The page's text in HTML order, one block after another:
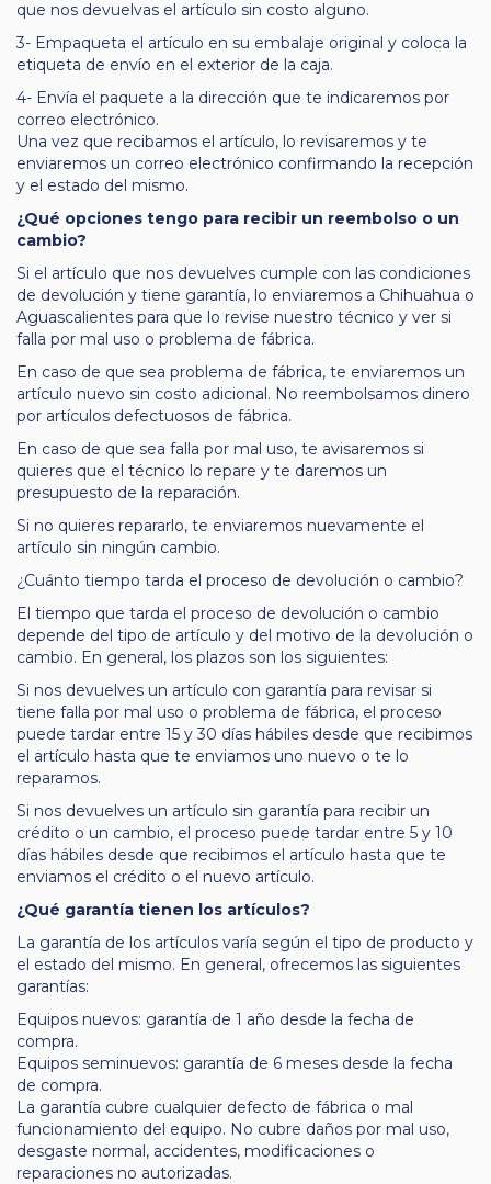
que nos devuelvas el artículo sin costo alguno.
3- Empaqueta el artículo en su embalaje original y coloca la
etiqueta de envío en el exterior de la caja.
4- Envía el paquete a la dirección que te indicaremos por
correo electrónico.
Una vez que recibamos el artículo, lo revisaremos y te
enviaremos un correo electrónico confirmando la recepción
y el estado del mismo.
¿Qué opciones tengo para recibir un reembolso o un
cambio?
Si el artículo que nos devuelves cumple con las condiciones
de devolución y tiene garantía, lo enviaremos a Chihuahua o
Aguascalientes para que lo revise nuestro técnico y ver si
falla por mal uso o problema de fábrica.
En caso de que sea problema de fábrica, te enviaremos un
artículo nuevo sin costo adicional. No reembolsamos dinero
por artículos defectuosos de fábrica.
En caso de que sea falla por mal uso, te avisaremos si
quieres que el técnico lo repare y te daremos un
presupuesto de la reparación.
Si no quieres repararlo, te enviaremos nuevamente el
artículo sin ningún cambio.
¿Cuánto tiempo tarda el proceso de devolución o cambio?
El tiempo que tarda el proceso de devolución o cambio
depende del tipo de artículo y del motivo de la devolución o
cambio. En general, los plazos son los siguientes:
Si nos devuelves un artículo con garantía para revisar si
tiene falla por mal uso o problema de fábrica, el proceso
puede tardar entre 15 y 30 días hábiles desde que recibimos
el artículo hasta que te enviamos uno nuevo o te lo
reparamos.
Si nos devuelves un artículo sin garantía para recibir un
crédito o un cambio, el proceso puede tardar entre 5 y 10
días hábiles desde que recibimos el artículo hasta que te
enviamos el crédito o el nuevo artículo.
¿Qué garantía tienen los artículos?
La garantía de los artículos varía según el tipo de producto y
el estado del mismo. En general, ofrecemos las siguientes
garantías:
Equipos nuevos: garantía de 1 año desde la fecha de
compra.
Equipos seminuevos: garantía de 6 meses desde la fecha
de compra.
La garantía cubre cualquier defecto de fábrica o mal
funcionamiento del equipo. No cubre daños por mal uso,
desgaste normal, accidentes, modificaciones o
reparaciones no autorizadas.